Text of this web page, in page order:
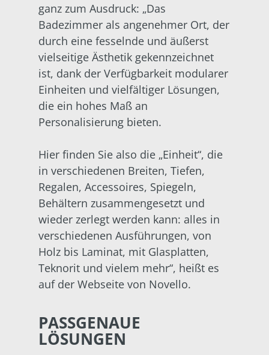
ganz zum Ausdruck: „Das
Badezimmer als angenehmer Ort, der
durch eine fesselnde und äußerst
vielseitige Ästhetik gekennzeichnet
ist, dank der Verfügbarkeit modularer
Einheiten und vielfältiger Lösungen,
die ein hohes Maß an
Personalisierung bieten.
Hier finden Sie also die „Einheit“, die
in verschiedenen Breiten, Tiefen,
Regalen, Accessoires, Spiegeln,
Behältern zusammengesetzt und
wieder zerlegt werden kann: alles in
verschiedenen Ausführungen, von
Holz bis Laminat, mit Glasplatten,
Teknorit und vielem mehr“, heißt es
auf der Webseite von Novello.
PASSGENAUE
LÖSUNGEN